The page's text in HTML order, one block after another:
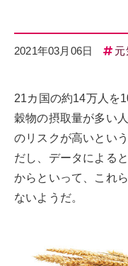
2021年03月06日 元
21カ国の約14万人を
穀物の摂取量が多い
のリスクが高いとい
だし、データによる
からといって、これ
ないようだ。